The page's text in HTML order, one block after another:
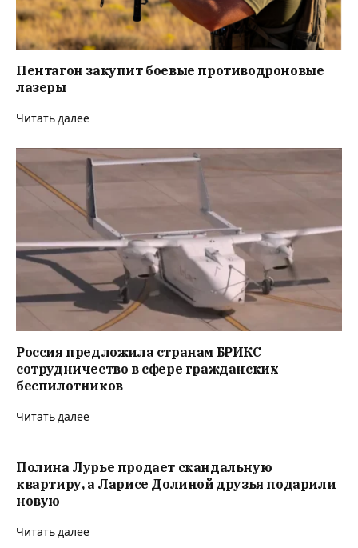
Пентагон закупит боевые противодроновые
лазеры
Читать далее
Россия предложила странам БРИКС
сотрудничество в сфере гражданских
беспилотников
Читать далее
Полина Лурье продает скандальную
квартиру, а Ларисе Долиной друзья подарили
новую
Читать далее